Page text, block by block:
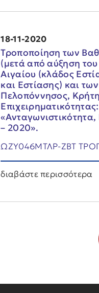
18-11-2020
Τροποποίηση των
(μετά από αύξηση
Αιγαίου (κλάδος
και Εστίασης) και
Πελοπόννησος,
– 2020».
ΩΖΥ046ΜΤΛΡ-ΖΒΤ
διαβάστε περισσότερα